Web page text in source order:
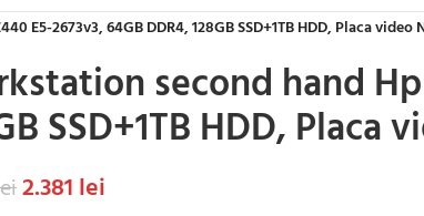
E5-2673v3, 64GB DDR4, 128GB SSD+1TB HDD, Placa
second hand
SSD+1TB HDD,
2.381 lei